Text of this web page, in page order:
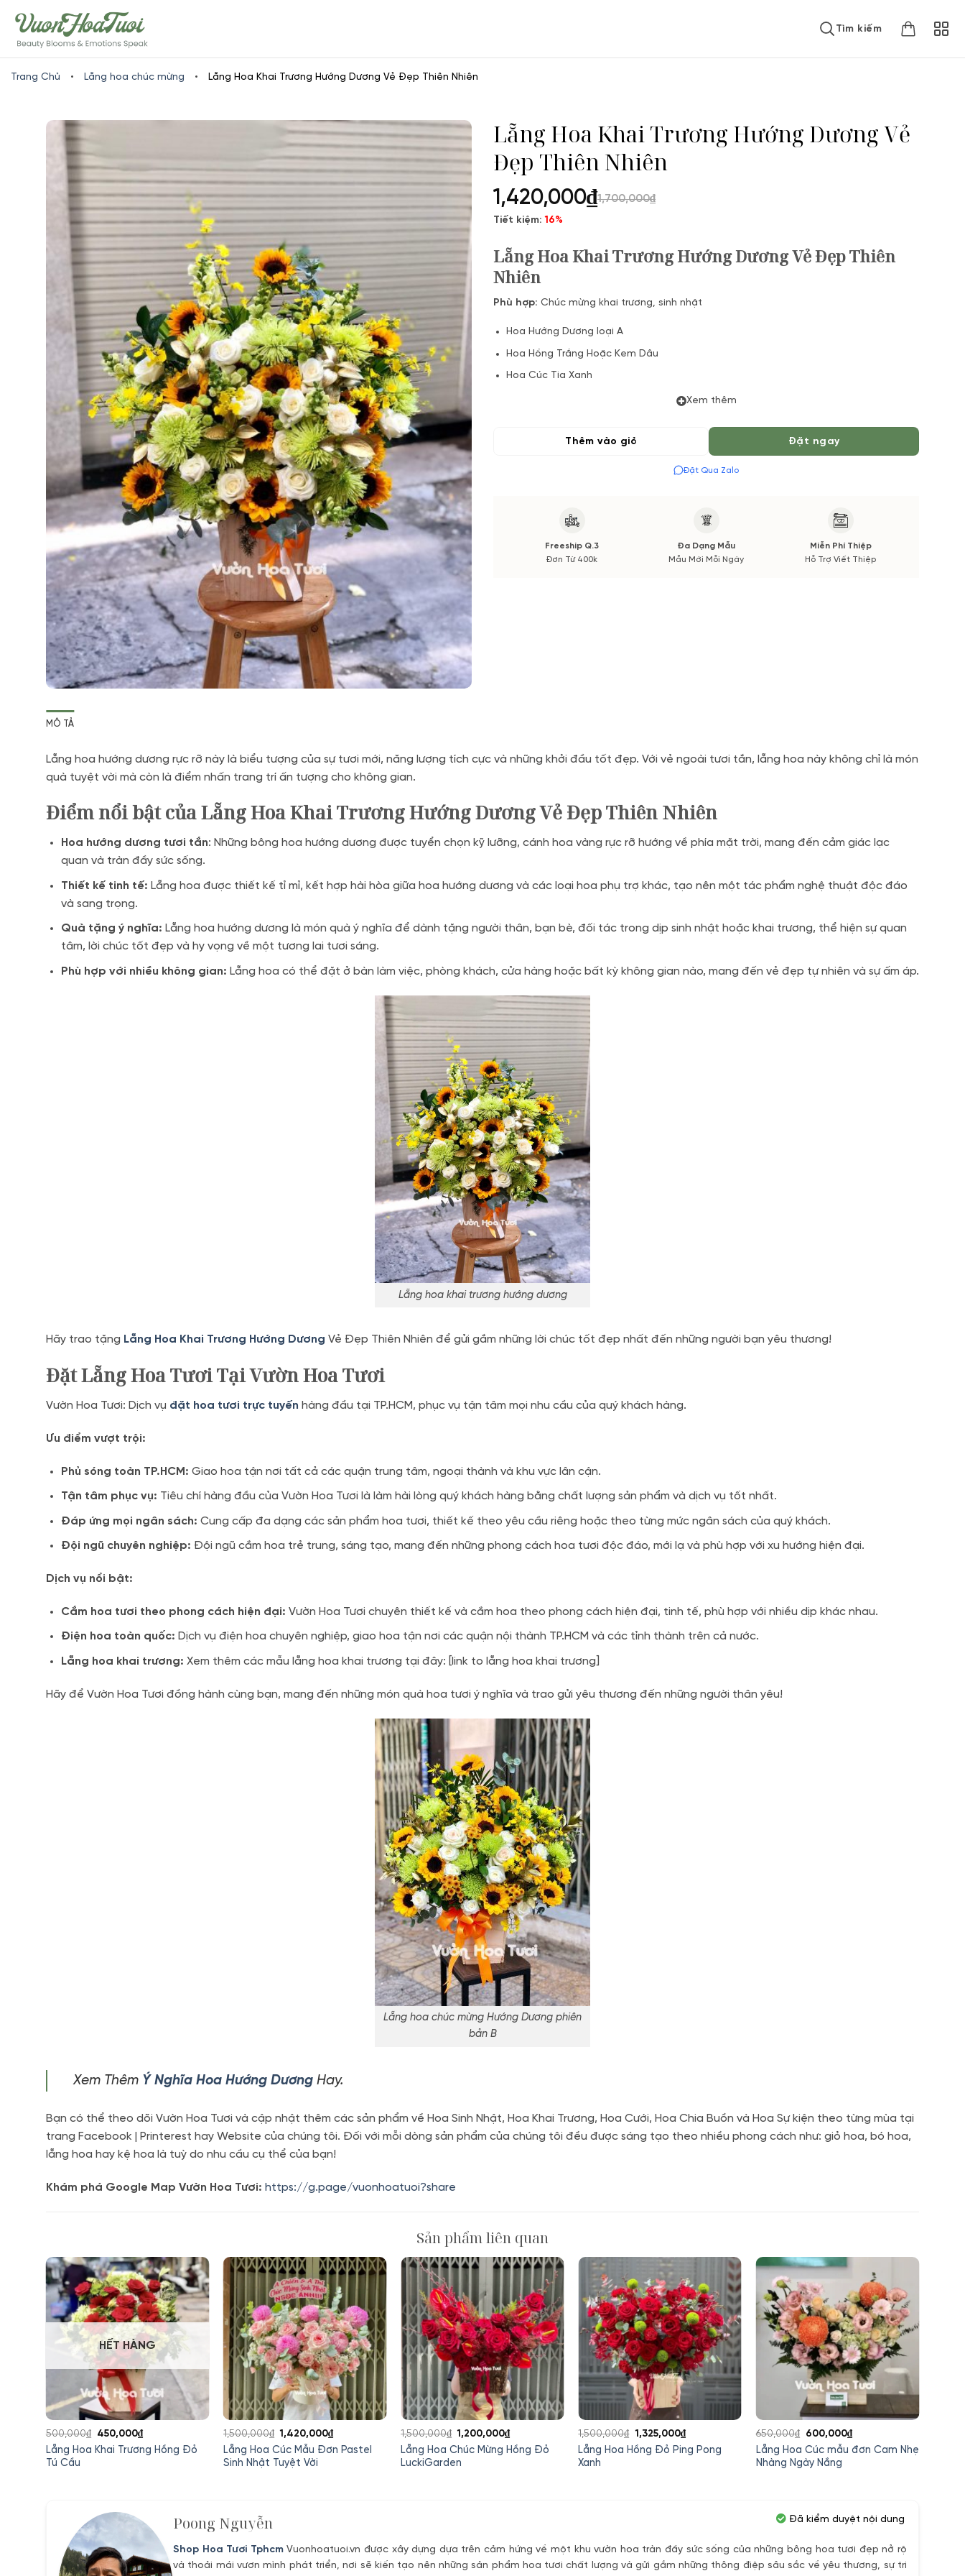
to
content
Tìm kiếm
Trang Chủ • Lẵng hoa chúc mừng • Lẵng Hoa Khai Trương Hướng Dương Vẻ Đẹp Thiên Nhiên
Lẵng Hoa Khai Trương Hướng Dương Vẻ
Đẹp Thiên Nhiên
1,420,000₫1,700,000₫
Tiết kiệm:16%
Lẵng Hoa Khai Trương Hướng Dương Vẻ Đẹp Thiên
Nhiên
Phù hợp: Chúc mừng khai trương, sinh nhật
Hoa Hướng Dương loại A
Hoa Hồng Trắng Hoặc Kem Dâu
Hoa Cúc Tia Xanh
Hoa mỏm sói
(*) Đơn hàng cần đặt trước 06 Tiếng để chuẩn bị Hoa Tươi theo màu tốt nhất cho bạn,
Hoa phụ có thể thay đổi theo Mùa vụ. Vườn Hoa Tươi đảm bảo phong cách cắm, tone
màu sắc. Nếu có thay đổi về Hoa phụ sẽ được thông báo đến Quý khách hàng xác nhận
trước khi cắm.
Xem thêm
Thêm vào giỏ Đặt ngay
Đặt Qua Zalo
Freeship Q.3
Đơn Từ 400k
Đa Dạng Mẫu
Mẫu Mới Mỗi Ngày
Miễn Phí Thiệp
Hỗ Trợ Viết Thiệp
MÔ TẢ
Lẵng hoa hướng dương rực rỡ này là biểu tượng của sự tươi mới, năng lượng tích cực và những khởi đầu tốt đẹp. Với vẻ ngoài tươi tắn, lẵng hoa này không chỉ là món
quà tuyệt vời mà còn là điểm nhấn trang trí ấn tượng cho không gian.
Điểm nổi bật của Lẵng Hoa Khai Trương Hướng Dương Vẻ Đẹp Thiên Nhiên
Hoa hướng dương tươi tắn: Những bông hoa hướng dương được tuyển chọn kỹ lưỡng, cánh hoa vàng rực rỡ hướng về phía mặt trời, mang đến cảm giác lạc
quan và tràn đầy sức sống.
Thiết kế tinh tế: Lẵng hoa được thiết kế tỉ mỉ, kết hợp hài hòa giữa hoa hướng dương và các loại hoa phụ trợ khác, tạo nên một tác phẩm nghệ thuật độc đáo
và sang trọng.
Quà tặng ý nghĩa: Lẵng hoa hướng dương là món quà ý nghĩa để dành tặng người thân, bạn bè, đối tác trong dịp sinh nhật hoặc khai trương, thể hiện sự quan
tâm, lời chúc tốt đẹp và hy vọng về một tương lai tươi sáng.
Phù hợp với nhiều không gian: Lẵng hoa có thể đặt ở bàn làm việc, phòng khách, cửa hàng hoặc bất kỳ không gian nào, mang đến vẻ đẹp tự nhiên và sự ấm áp.
Lẵng hoa khai trương hướng dương
Hãy trao tặng Lẵng Hoa Khai Trương Hướng Dương Vẻ Đẹp Thiên Nhiên để gửi gắm những lời chúc tốt đẹp nhất đến những người bạn yêu thương!
Đặt Lẵng Hoa Tươi Tại Vườn Hoa Tươi
Vườn Hoa Tươi: Dịch vụ đặt hoa tươi trực tuyến hàng đầu tại TP.HCM, phục vụ tận tâm mọi nhu cầu của quý khách hàng.
Ưu điểm vượt trội:
Phủ sóng toàn TP.HCM: Giao hoa tận nơi tất cả các quận trung tâm, ngoại thành và khu vực lân cận.
Tận tâm phục vụ: Tiêu chí hàng đầu của Vườn Hoa Tươi là làm hài lòng quý khách hàng bằng chất lượng sản phẩm và dịch vụ tốt nhất.
Đáp ứng mọi ngân sách: Cung cấp đa dạng các sản phẩm hoa tươi, thiết kế theo yêu cầu riêng hoặc theo từng mức ngân sách của quý khách.
Đội ngũ chuyên nghiệp: Đội ngũ cắm hoa trẻ trung, sáng tạo, mang đến những phong cách hoa tươi độc đáo, mới lạ và phù hợp với xu hướng hiện đại.
Dịch vụ nổi bật:
Cắm hoa tươi theo phong cách hiện đại: Vườn Hoa Tươi chuyên thiết kế và cắm hoa theo phong cách hiện đại, tinh tế, phù hợp với nhiều dịp khác nhau.
Điện hoa toàn quốc: Dịch vụ điện hoa chuyên nghiệp, giao hoa tận nơi các quận nội thành TP.HCM và các tỉnh thành trên cả nước.
Lẵng hoa khai trương: Xem thêm các mẫu lẵng hoa khai trương tại đây: [link to lẵng hoa khai trương]
Hãy để Vườn Hoa Tươi đồng hành cùng bạn, mang đến những món quà hoa tươi ý nghĩa và trao gửi yêu thương đến những người thân yêu!
Lẵng hoa chúc mừng Hướng Dương phiên
bản B
Xem Thêm Ý Nghĩa Hoa Hướng Dương Hay.
Bạn có thể theo dõi Vườn Hoa Tươi và cập nhật thêm các sản phẩm về Hoa Sinh Nhật, Hoa Khai Trương, Hoa Cưới, Hoa Chia Buồn và Hoa Sự kiện theo từng mùa tại
trang Facebook | Printerest hay Website của chúng tôi. Đối với mỗi dòng sản phẩm của chúng tôi đều được sáng tạo theo nhiều phong cách như: giỏ hoa, bó hoa,
lẵng hoa hay kệ hoa là tuỳ do nhu cầu cụ thể của bạn!
Khám phá Google Map Vườn Hoa Tươi: https://g.page/vuonhoatuoi?share
Sản phẩm liên quan
HẾT HÀNG
Lẵng Hoa Khai Trương Hồng Đỏ
Tú Cầu
500,000₫
Giá
gốc
450,000₫Giá
hiện
Lẵng Hoa Cúc Mẫu Đơn Pastel
Sinh Nhật Tuyệt Vời
1,500,000₫ Giá
gốc
là:
1,420,000₫Giá
hiện
Lẵng Hoa Chúc Mừng Hồng Đỏ
LuckiGarden
1,500,000₫ Giá
gốc
là:
1,200,000₫Giá
hiện
Lẵng Hoa Hồng Đỏ Ping Pong
Xanh
1,500,000₫ Giá
gốc
1,325,000₫Giá
hiện
Lẵng Hoa Cúc mẫu đơn Cam Nhẹ
Nhàng Ngày Nắng
650,000₫
Giá
gốc
là:
600,000₫Giá
hiện
Poong Nguyễn
Shop Hoa Tươi TphcmVuonhoatuoi.vn được xây dựng dựa trên cảm hứng về một khu vườn hoa tràn đầy sức sống của những bông hoa tươi đẹp nở rộ
và thoải mái vươn mình phát triển, nơi sẽ kiến tạo nên những sản phẩm hoa tươi chất lượng và gửi gắm những thông điệp sâu sắc về yêu thương, sự tri
Đã kiểm duyệt nội dung